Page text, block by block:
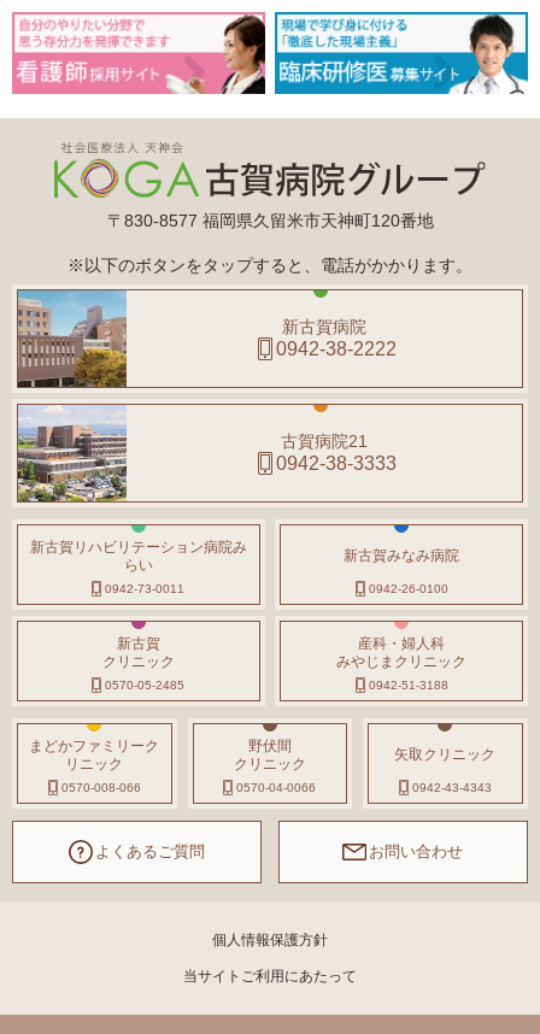
〒830-8577 福岡県久留米市天神町120番地
※以下のボタンをタップすると、電話がかかります。
新古賀病院
0942-38-2222
古賀病院21
0942-38-3333
新古賀リハビリテーション病院み
らい
0942-73-0011
新古賀みなみ病院
0942-26-0100
新古賀
クリニック
0570-05-2485
産科・婦人科
みやじまクリニック
0942-51-3188
まどかファミリーク
リニック
0570-008-066
野伏間
クリニック
0570-04-0066
矢取クリニック
0942-43-4343
よくあるご質問 お問い合わせ
個人情報保護方針
当サイトご利用にあたって